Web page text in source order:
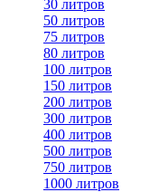
30 литров
50 литров
75 литров
80 литров
100 литров
150 литров
200 литров
300 литров
400 литров
500 литров
750 литров
1000 литров